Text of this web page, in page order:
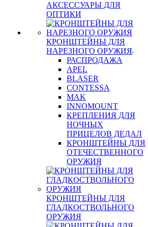
АКСЕССУАРЫ ДЛЯ
ОПТИКИ
КРОНШТЕЙНЫ ДЛЯ
НАРЕЗНОГО ОРУЖИЯ
РАСПРОДАЖА
APEL
BLASER
CONTESSA
MAK
INNOMOUNT
КРЕПЛЕНИЯ ДЛЯ
НОЧНЫХ
ПРИЦЕЛОВ ДЕДАЛ
КРОНШТЕЙНЫ ДЛЯ
ОТЕЧЕСТВЕННОГО
ОРУЖИЯ
КРОНШТЕЙНЫ ДЛЯ
ГЛАДКОСТВОЛЬНОГО
ОРУЖИЯ